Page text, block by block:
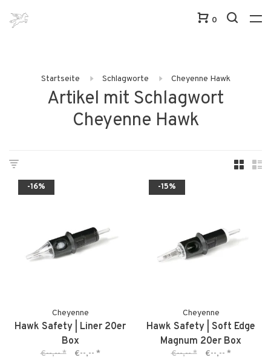
0
Startseite Schlagworte Cheyenne Hawk
Artikel mit Schlagwort
Cheyenne Hawk
-16%
Cheyenne
Hawk Safety | Liner 20er
Box
€--,--* €--,-- *
-15%
Cheyenne
Hawk Safety | Soft Edge
Magnum 20er Box
€--,--* €--,-- *